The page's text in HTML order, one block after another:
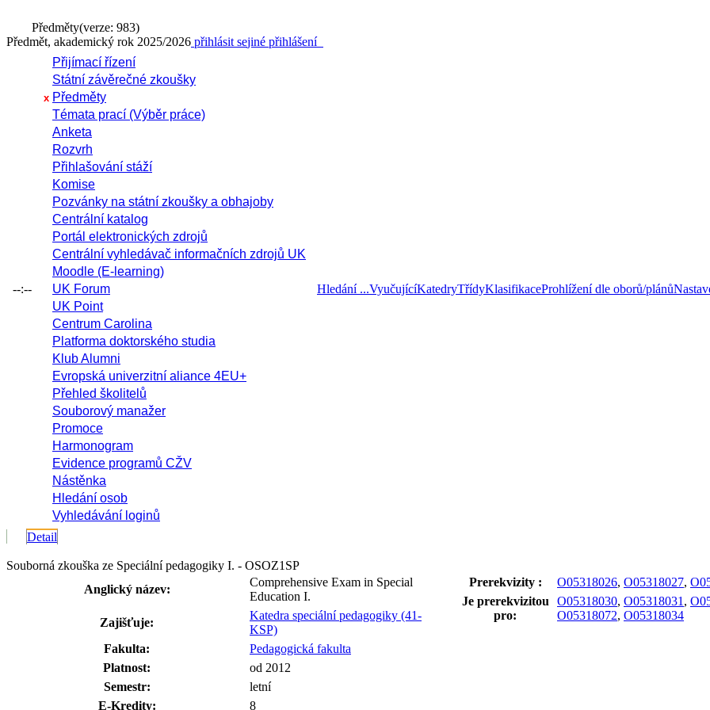
Předměty(verze: 983)
Předmět, akademický rok 2025/2026 přihlásit sejiné přihlášení
--:--
Přijímací řízení
Státní závěrečné zkoušky
x Předměty
Témata prací (Výběr práce)
Anketa
Rozvrh
Přihlašování stáží
Komise
Pozvánky na státní zkoušky a obhajoby
Centrální katalog
Portál elektronických zdrojů
Centrální vyhledávač informačních zdrojů UK
Moodle (E-learning)
UK Forum
UK Point
Centrum Carolina
Platforma doktorského studia
Klub Alumni
Evropská univerzitní aliance 4EU+
Přehled školitelů
Souborový manažer
Promoce
Harmonogram
Evidence programů CŽV
Nástěnka
Hledání osob
Vyhledávání loginů
Hledání ...VyučujícíKatedryTřídyKlasifikaceProhlížení dle oborů/plánů
Detail
Souborná zkouška ze Speciální pedagogiky I. - OSOZ1SP
Anglický název:
Comprehensive Exam in Special
Education I.
Zajišťuje:
Katedra speciální pedagogiky (41-
KSP)
Fakulta:
Pedagogická fakulta
Platnost:
od 2012
Semestr:
letní
E-Kredity:
8
Prerekvizity : O05318026, O05318027,
Je prerekvizitou
pro:
O05318030, O05318031 ,
O05318072, O05318034